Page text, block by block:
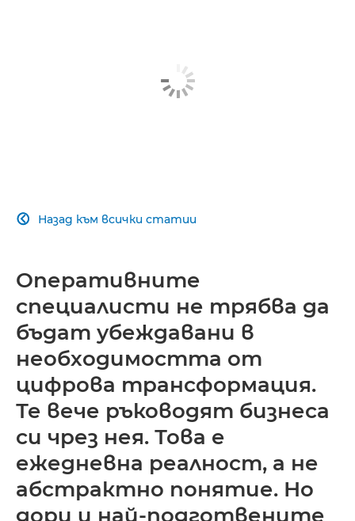
Назад към всички статии

Оперативните
специалисти не трябва да
бъдат убеждавани в
необходимостта от
цифрова трансформация.
Те вече ръководят бизнеса
си чрез нея. Това е
ежедневна реалност, а не
абстрактно понятие. Но
дори и най-подготвените